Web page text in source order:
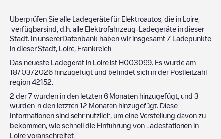
Überprüfen Sie alle Ladegeräte für Elektroautos, die in Loire
verfügbarsind, d.h. alle Elektrofahrzeug-Ladegeräte in dieser
Stadt. In unsererDatenbank haben wir insgesamt 7 Ladepunkte
in dieser Stadt, Loire Frankreich
Das neueste Ladegerät in Loire ist H003099 . Es wurde am
18/03/2026 hinzugefügt und befindet sich in der Postleitzahl
region 42152
2 der7 wurden in den letzten 6 Monaten hinzugefügt, und 3
wurden in den letzten 12 Monaten hinzugefügt. Diese
Informationen sind sehr nützlich, um eine Vorstellung davon zu
bekommen, wie schnell die Einführung von Ladestationen in
Loire voranschreitet.